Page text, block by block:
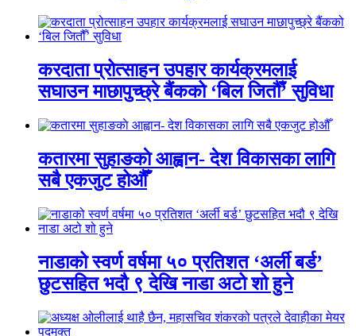
करदाता प्रोत्साहन उपहार कार्यक्रमलाई
सघाउन माछापुच्छ्रे बैंकको ‘बिल जितौँ’ सुविधा
कतारमा सुहाङकाे आह्वान- देश विकासका लागि
सबै एकजुट होऔँ
नाडाको स्वर्ण वर्षमा ५० प्रतिशत ‘अर्ली बर्ड’
छुटसहित भदौ ९ देखि नाडा अटो शो हुने